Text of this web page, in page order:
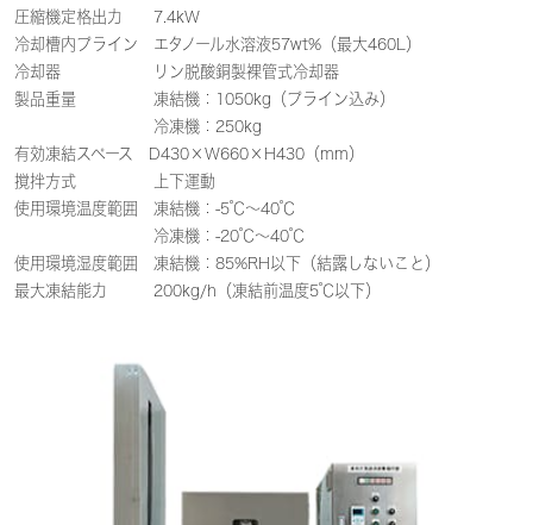
圧縮機定格出力 7.4kW
冷却槽内プライン エタノール水溶液57wt%（最大460L）
冷却器 リン脱酸銅製裸管式冷却器
製品重量 凍結機：1050kg（プライン込み）
冷凍機：250kg
有効凍結スペース D430×W660×H430（mm）
撹拌方式 上下運動
使用環境温度範囲 凍結機：-5℃～40℃
冷凍機：-20℃～40℃
使用環境湿度範囲 凍結機：85%RH以下（結露しないこと）
最大凍結能力 200kg/h（凍結前温度5℃以下）